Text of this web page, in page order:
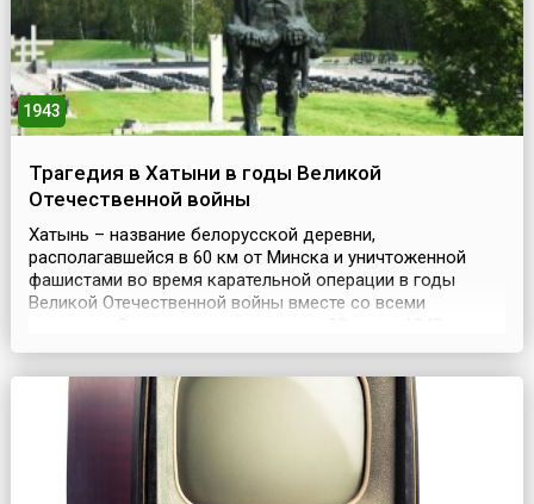
1943
Трагедия в Хатыни в годы Великой
Отечественной войны
Хатынь – название белорусской деревни,
располагавшейся в 60 км от Минска и уничтоженной
фашистами во время карательной операции в годы
Великой Отечественной войны вместе со всеми
вошла в историю как жуткий символ зверств нацистских
оккупированных территорий Советского Союза.В тот
день недалеко от Хат...